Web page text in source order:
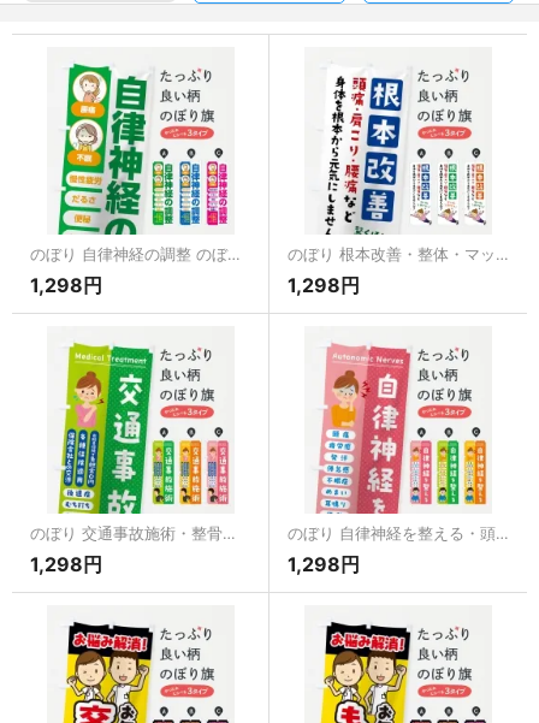
のぼり 自律神経の調整 のぼり旗
1,298円
のぼり 根本改善・整体・マッサージ のぼり旗
1,298円
のぼり 交通事故施術・整骨院・接骨院 のぼり旗
1,298円
のぼり 自律神経を整える・頭痛・発汗・便秘 のぼり旗
1,298円